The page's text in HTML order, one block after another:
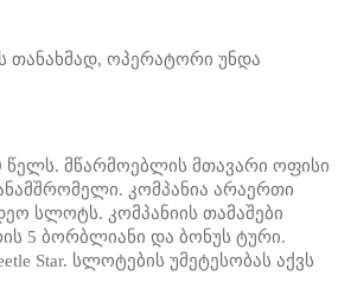
თანახმად, ოპერატორი უნდა
წელს. მწარმოებლის მთავარი ოფისი
კომპანია არაერთი
სლოტს. კომპანიის თამაშები
5 ბორბლიანი და ბონუს ტური.
Star. სლოტების უმეტესობას აქვს